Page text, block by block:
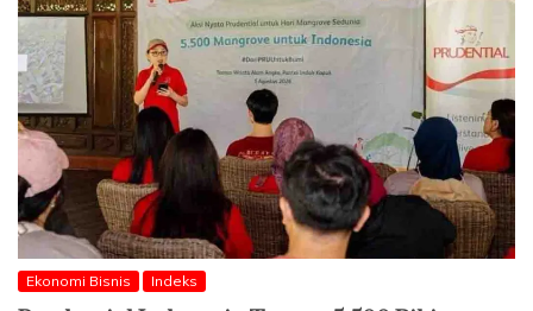
Ekonomi Bisnis Indeks